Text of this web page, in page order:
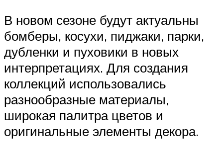
В новом сезоне будут актуальны
бомберы, косухи, пиджаки, парки,
дубленки и пуховики в новых
интерпретациях. Для создания
коллекций использовались
разнообразные материалы,
широкая палитра цветов и
оригинальные элементы декора.